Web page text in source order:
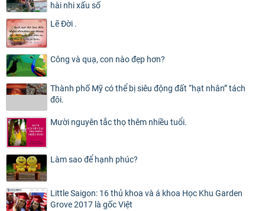
hài nhi xấu số
Lẽ Đời .
Công và quạ, con nào đẹp hơn?
Thành phố Mỹ có thể bị siêu động đất “hạt nhân” tách
đôi.
Mười nguyên tắc thọ thêm nhiều tuổi.
Làm sao để hạnh phúc?
Little Saigon: 16 thủ khoa và á khoa Học Khu Garden
Grove 2017 là gốc Việt